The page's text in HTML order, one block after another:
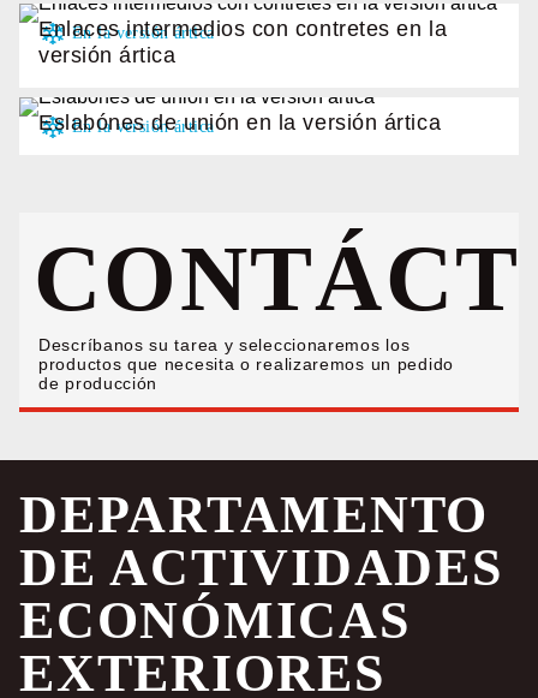
Enlaces intermedios con contretes en la
versión ártica
Eslabónes de unión en la versión ártica
Descríbanos su tarea y seleccionaremos los
productos que necesita o realizaremos un pedido
de producción
DEPARTAMENTO
DE ACTIVIDADES
ECONÓMICAS
EXTERIORES